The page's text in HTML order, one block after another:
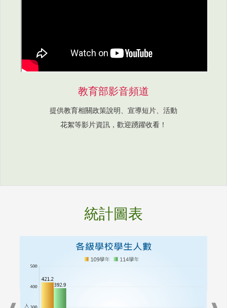
教育部影音頻道
提供教育相關政策說明、宣導短片、活動
花絮等影片資訊，歡迎踴躍收看！
統計圖表